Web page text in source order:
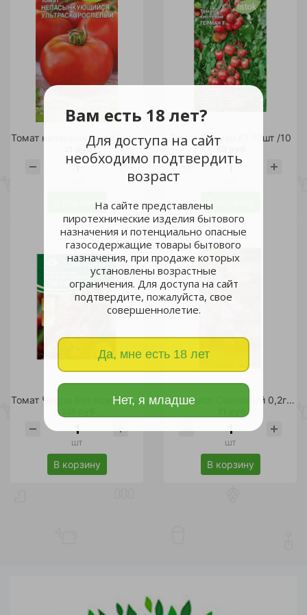
Вам есть 18 лет?
Для доступа на сайт
необходимо подтвердить
возраст
На сайте представлены
пиротехнические изделия бытового
назначения и потенциально опасные
газосодержащие товары бытового
назначения, при продаже которых
установлены возрастные
ограничения. Для доступа на сайт
подтвердите, пожалуйста, свое
совершеннолетие.
Да, мне есть 18 лет
Нет, я младше
Томат непасынкующийся Ультраскороспелый 20шт /10
21 руб.
В корзину
Томат Герман F1 10шт /10
63 руб.
В корзину
Томат Черри Без кожи F1 3шт/5
шт
В корзину
Лук шалот Семейный 0,2гр /10
31 руб.
шт
В корзину